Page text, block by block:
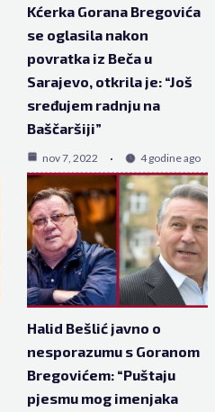
Kćerka Gorana Bregovića
se oglasila nakon
povratka iz Beča u
Sarajevo, otkrila je: “Još
sređujem radnju na
Baščaršiji”
nov 7, 2022 4 godine ago
Halid Bešlić javno o
nesporazumu s Goranom
Bregovićem: “Puštaju
pjesmu mog imenjaka